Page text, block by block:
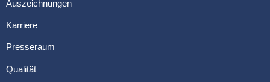
Auszeichnungen
Karriere
Presseraum
Qualität